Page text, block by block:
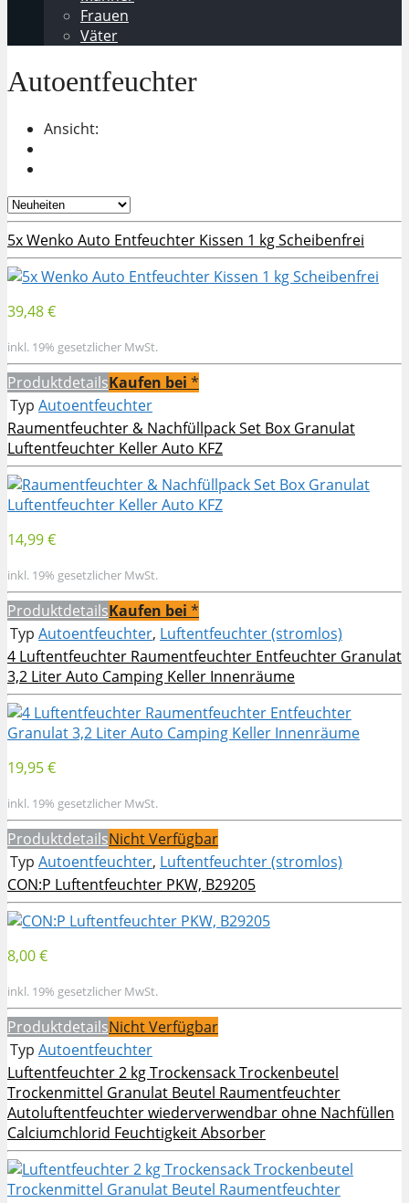
Frauen
Väter
Autoentfeuchter
Ansicht:
5x Wenko Auto Entfeuchter Kissen 1 kg Scheibenfrei
39,48 €
inkl. 19% gesetzlicher MwSt.
ProduktdetailsKaufen bei *
Typ Autoentfeuchter
Raumentfeuchter & Nachfüllpack Set Box Granulat
Luftentfeuchter Keller Auto KFZ
14,99 €
inkl. 19% gesetzlicher MwSt.
ProduktdetailsKaufen bei *
Typ Autoentfeuchter, Luftentfeuchter (stromlos)
4 Luftentfeuchter Raumentfeuchter Entfeuchter Granulat
3,2 Liter Auto Camping Keller Innenräume
19,95 €
inkl. 19% gesetzlicher MwSt.
ProduktdetailsNicht Verfügbar
Typ Autoentfeuchter, Luftentfeuchter (stromlos)
CON:P Luftentfeuchter PKW, B29205
8,00 €
inkl. 19% gesetzlicher MwSt.
ProduktdetailsNicht Verfügbar
Typ Autoentfeuchter
Luftentfeuchter 2 kg Trockensack Trockenbeutel
Trockenmittel Granulat Beutel Raumentfeuchter
Autoluftentfeuchter wiederverwendbar ohne Nachfüllen
Calciumchlorid Feuchtigkeit Absorber